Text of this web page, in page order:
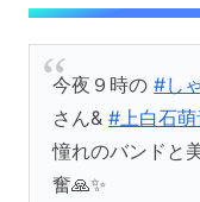
今夜９時の#し
さん&#上白石
憧れのバンドと
奮🙏✨